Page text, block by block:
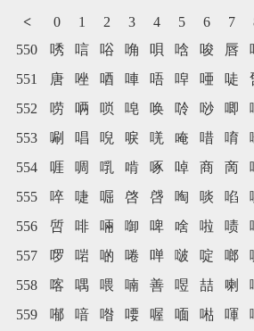
< 0 1 2 3 4 5 6 7
550
唀 唁 唂 唃 唄 唅 唆 唇
551
唐 唑 唒 唓 唔 唕 唖 唗
552
唠 唡 唢 唣 唤 唥 唦 唧
553
唰 唱 唲 唳 唴 唵 唶 唷
554
啀 啁 啂 啃 啄 啅 商 啇
555
啐 啑 啒 啓 啔 啕 啖 啗
556
啠 啡 啢 啣 啤 啥 啦 啧
557
啰 啱 啲 啳 啴 啵 啶 啷
558
喀 喁 喂 喃 善 喅 喆 喇
559
喐 喑 喒 喓 喔 喕 喖 喗